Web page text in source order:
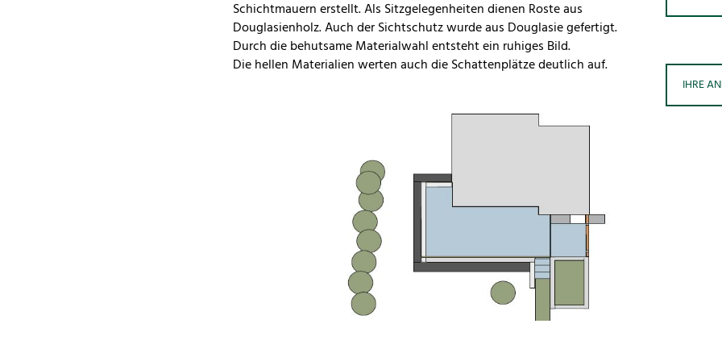
Schichtmauern erstellt. Als Sitzgelegenheiten dienen Roste aus
Douglasienholz. Auch der Sichtschutz wurde aus Douglasie gefertigt.
Durch die behutsame Materialwahl entsteht ein ruhiges Bild.
Die hellen Materialien werten auch die Schattenplätze deutlich auf.
IHRE